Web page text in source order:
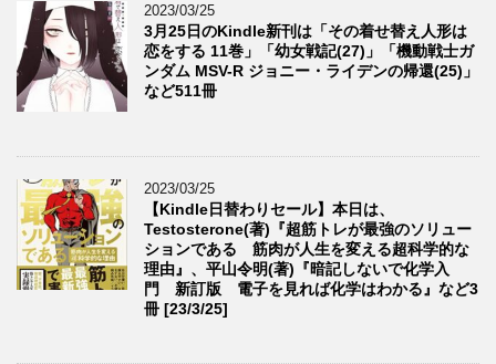
2023/03/25
3月25日のKindle新刊は「その着せ替え人形は
恋をする 11巻」「幼女戦記(27)」「機動戦士ガ
ンダム MSV-R ジョニー・ライデンの帰還(25)」
など511冊
2023/03/25
【Kindle日替わりセール】本日は、
Testosterone(著)『超筋トレが最強のソリュー
ションである 筋肉が人生を変える超科学的な
理由』、平山令明(著)『暗記しないで化学入
門 新訂版 電子を見れば化学はわかる』など3
冊 [23/3/25]